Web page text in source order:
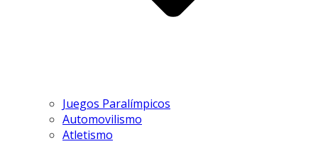
Juegos Paralímpicos
Automovilismo
Atletismo